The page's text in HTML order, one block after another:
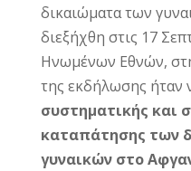
δικαιώματα των
διεξήχθη στις 17
Ηνωμένων Εθνών,
της εκδήλωσης ήταν
συστηματικής και
καταπάτησης των
γυναικών στο